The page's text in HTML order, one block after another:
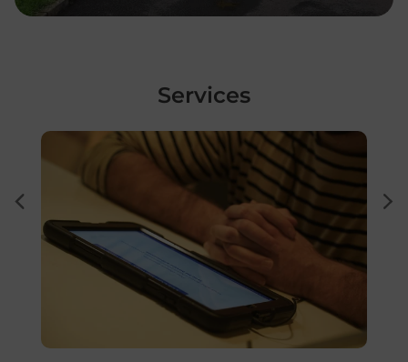
Services
En savoir plus